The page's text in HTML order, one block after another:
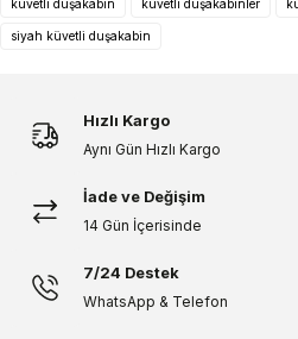
Ürün fiyatı diğer sitelerden daha pahalı.
küvetli duşakabin küvetli duşakabinler
siyah küvetli duşakabin
Hızlı Kargo
Aynı Gün Hızlı Kargo
İade ve Değişim
14 Gün İçerisinde
7/24 Destek
WhatsApp & Telefon